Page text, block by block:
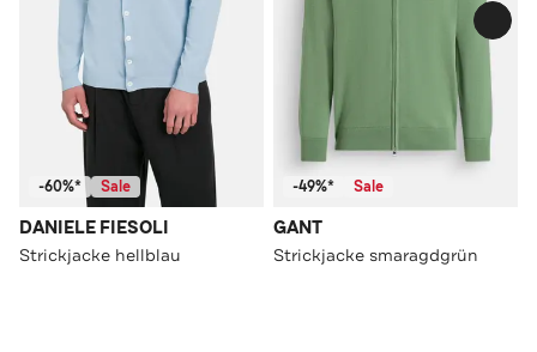
-60%* Sale
DANIELE FIESOLI
Strickjacke hellblau
-49%* Sale
GANT
Strickjacke smaragdgrün